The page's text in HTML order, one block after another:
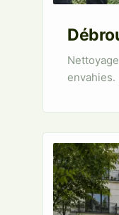
envahies.